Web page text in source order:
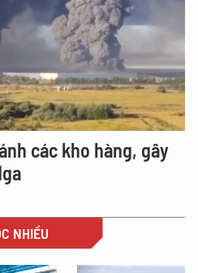
các kho hàng, gây
NHIỀU